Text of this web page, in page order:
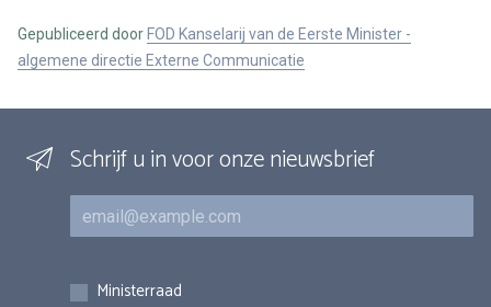
Gepubliceerd door FOD Kanselarij van de Eerste Minister -
algemene directie Externe Communicatie
Schrijf u in voor onze nieuwsbrief
E-mail
Inschrijvingen
Ministerraad